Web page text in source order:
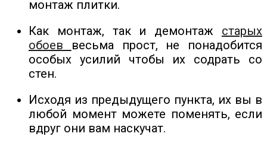
монтаж плитки.
Как монтаж, так и демонтаж старых
обоев весьма прост, не понадобится
особых усилий чтобы их содрать со
стен.
Исходя из предыдущего пункта, их вы в
любой момент можете поменять, если
вдруг они вам наскучат.